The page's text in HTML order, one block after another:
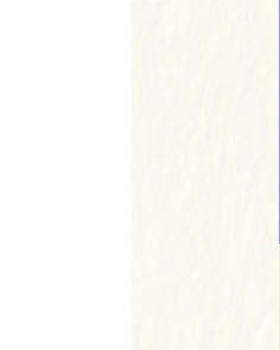
같은 세대원한테
1세대 1주택 장특
아파트 팔 때 보
상가→주택 용도
비거주자의 장특
잔금일 정할 때 주
09 양도세 과세표
과세표준에서 누